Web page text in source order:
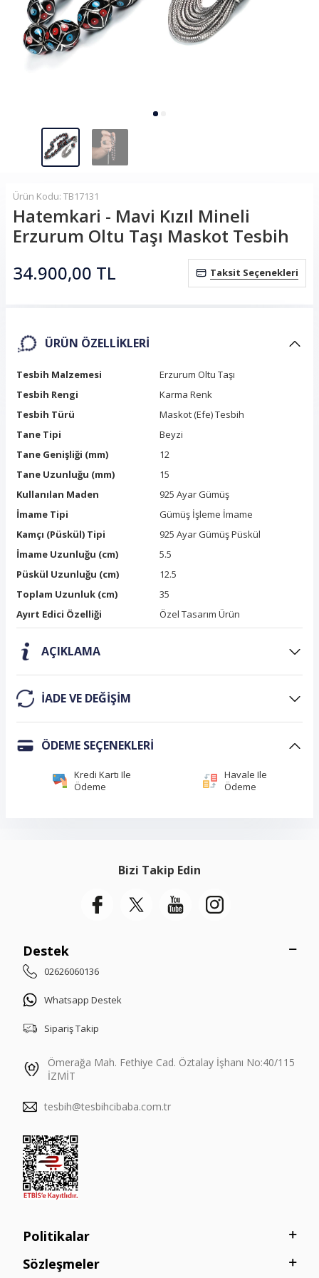
Ürün Kodu: TB17131
Hatemkari - Mavi Kızıl Mineli
Erzurum Oltu Taşı Maskot Tesbih
34.900,00 TL Taksit Seçenekleri
ÜRÜN ÖZELLIKLERI
Tesbih Malzemesi
Erzurum Oltu Taşı
Tesbih Rengi
Karma Renk
Tesbih Türü
Maskot (Efe) Tesbih
Tane Tipi
Beyzi
Tane Genişliği (mm)
12
Tane Uzunluğu (mm)
15
Kullanılan Maden
925 Ayar Gümüş
İmame Tipi
Gümüş İşleme İmame
Kamçı (Püskül) Tipi
925 Ayar Gümüş Püskül
İmame Uzunluğu (cm)
5.5
Püskül Uzunluğu (cm)
12.5
Toplam Uzunluk (cm)
35
Ayırt Edici Özelliği
Özel Tasarım Ürün
AÇIKLAMA
IADE VE DEĞIŞIM
ÖDEME SEÇENEKLERI
Kredi Kartı Ile
Ödeme
Havale Ile
Ödeme
Bizi Takip Edin
Destek
02626060136
Whatsapp Destek
Sipariş Takip
Ömerağa Mah. Fethiye Cad. Öztalay İşhanı No:40/115
İZMİT
tesbih@tesbihcibaba.com.tr
Politikalar
Sözleşmeler